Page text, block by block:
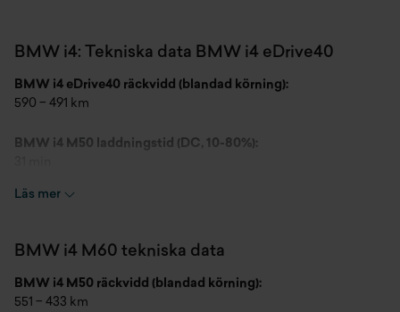
BMW i4: Tekniska data BMW i4 eDrive40
BMW i4 eDrive40 räckvidd (blandad körning):
590 − 491 km
BMW i4 M50 laddningstid (DC, 10-80%):
250 kW (340 PS)
Läs mer
BMW i4 M60 tekniska data
BMW i4 M50 räckvidd (blandad körning):
551 − 433 km